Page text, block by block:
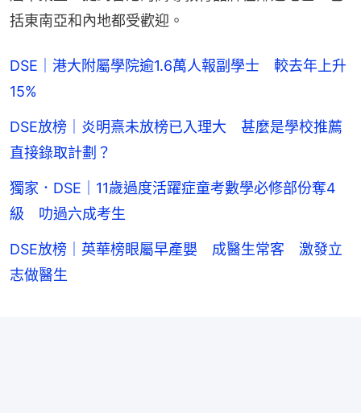
括東南亞和內地都受歡迎。
DSE｜港大附屬學院逾1.6萬人報副學士 較去年上升
15%
DSE放榜｜炎明熹未放榜已入理大 甚麼是學校推薦
直接錄取計劃？
獨家．DSE｜11歲過度活躍症童考數學必修部份奪4
級 叻過六成考生
DSE放榜｜英華榜眼屬早產嬰 成醫生常客 激發立
志做醫生